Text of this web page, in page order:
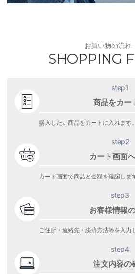
お買い物の流れ
SHOPPING
step1
商品をカー
購入したい商品をカートに入れます。
step2
カート画面
カート画面で商品と金額を確認しま
step3
お客様情報
ご住所・連絡先・決済方法等を入力
step4
注文内容の